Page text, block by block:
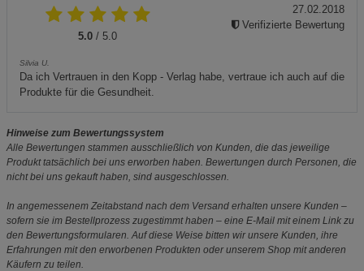
5.0 / 5.0
Silvia U.
Da ich Vertrauen in den Kopp - Verlag habe, vertraue ich auch auf die
Produkte für die Gesundheit.
27.02.2018
Verifizierte Bewertung
Hinweise zum Bewertungssystem
Alle Bewertungen stammen ausschließlich von Kunden, die das jeweilige
Produkt tatsächlich bei uns erworben haben. Bewertungen durch Personen, die
nicht bei uns gekauft haben, sind ausgeschlossen.
In angemessenem Zeitabstand nach dem Versand erhalten unsere Kunden –
sofern sie im Bestellprozess zugestimmt haben – eine E-Mail mit einem Link zu
den Bewertungsformularen. Auf diese Weise bitten wir unsere Kunden, ihre
Erfahrungen mit den erworbenen Produkten oder unserem Shop mit anderen
Käufern zu teilen.